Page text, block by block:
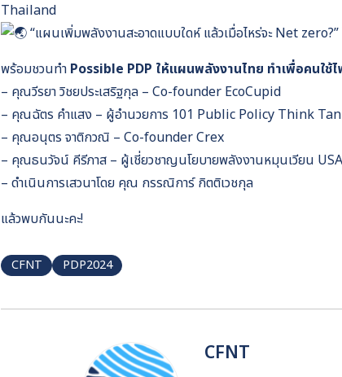
Thailand
“แผนเพิ่มพลังงานสะอาดแบบใดห์ แล้วเมื่อไหร่จะ Net
พร้อมชวนทำ Possible PDP ให้แผนพลังงานไทย ทำเพื่อคนใช้
– คุณวีรยา วิชยประเสริฐกุล – Co-founder EcoCupid
– คุณฉัตร คำแสง – ผู้อำนวยการ 101 Public Policy Think
– คุณอนุตร จาติกวณิ – Co-founder Crex
– คุณธนวัจน์ คีรีภาส – ผู้เชี่ยวชาญนโยบายพลังงานหมุนเวียน
– ดำเนินการเสวนาโดย คุณ กรรณิการ์ กิตติเวชกุล
แล้วพบกันนะคะ!
CFNT PDP2024
CFNT